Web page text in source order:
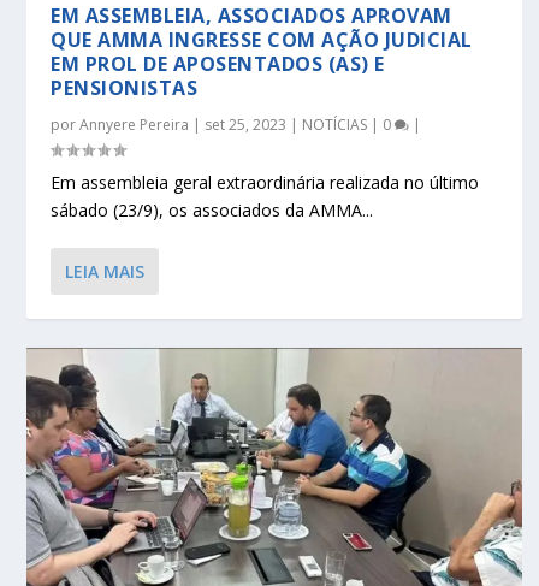
EM ASSEMBLEIA, ASSOCIADOS APROVAM
QUE AMMA INGRESSE COM AÇÃO JUDICIAL
EM PROL DE APOSENTADOS (AS) E
PENSIONISTAS
porAnnyere Pereira | set 25, 2023 | NOTÍCIAS | 0 |
Em assembleia geral extraordinária realizada no último
sábado (23/9), os associados da AMMA...
LEIA MAIS